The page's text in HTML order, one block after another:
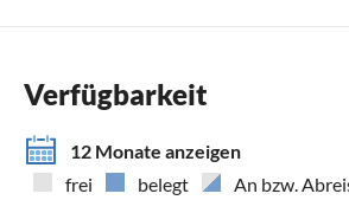
Gesundheitsangeboten, Tennis,
Fahrradvermietung, Beach-Volleyball,
(Vineta-Festspiele) und Tauchgondel für
die Wellen der Ostsee. Zinnowitz
Verfügbarkeit
12 Monate anzeigen
frei
belegt An bzw.